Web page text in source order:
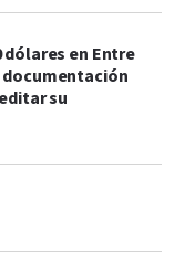
dólares en Entre
documentación
su